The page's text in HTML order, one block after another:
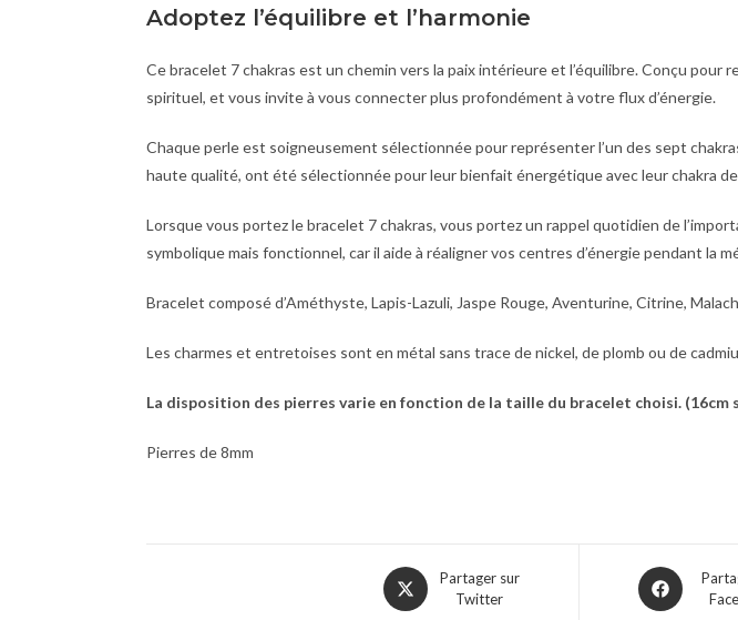
Adoptez l’équilibre et l’harmonie
Ce bracelet 7 chakras est un chemin vers la paix intérieure et l’équilibre. Conçu
spirituel, et vous invite à vous connecter plus profondément à votre flux d’énergie.
Chaque perle est soigneusement sélectionnée pour représenter l’un des sept
haute qualité, ont été sélectionnée pour leur bienfait énergétique avec leur chakra
Lorsque vous portez le bracelet 7 chakras, vous portez un rappel quotidien de
symbolique mais fonctionnel, car il aide à réaligner vos centres d’énergie pendant la
Bracelet composé d’Améthyste, Lapis-Lazuli, Jaspe Rouge, Aventurine, Citrine,
Les charmes et entretoises sont en métal sans trace de nickel, de plomb ou de
La disposition des pierres varie en fonction de la taille du bracelet choisi. (16cm
Pierres de 8mm
Partager sur
Twitter